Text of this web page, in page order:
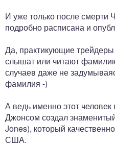
И уже только после смерти
подробно расписана и
Да, практикующие
слышат или читают
случаев даже не
фамилия -)
А ведь именно этот
Джонсом создал
Jones), который
США.